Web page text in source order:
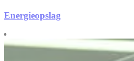
Energieopslag